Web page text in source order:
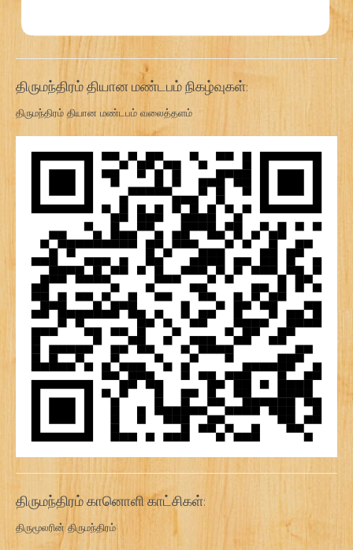
திருமந்திரம் தியான மண்டபம் நிகழ்வுகள்:
திருமந்திரம் தியான மண்டபம் வலைத்தளம்
திருமந்திரம் கானொளி காட்சிகள்:
திருமூலரின் திருமந்திரம்